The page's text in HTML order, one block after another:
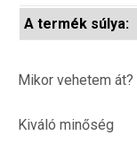
A termék súlya:
Mikor vehetem át?
Kiváló minőség